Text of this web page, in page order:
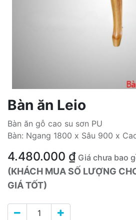
Bàn ăn Leio
Bàn ăn gỗ cao su sơn PU
Bàn: Ngang 1800 x Sâu 900 x
4.480.000 ₫ Giá chưa bao
(KHÁCH MUA SỐ LƯỢNG
GIÁ TỐT)